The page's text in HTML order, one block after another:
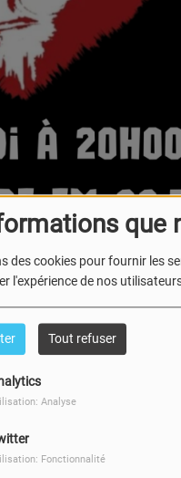
que
des cookies pour fournir les
l'expérience de nos
Tout refuser
Analyse
Fonctionnalité
jeudis de 20h00 à 21h00